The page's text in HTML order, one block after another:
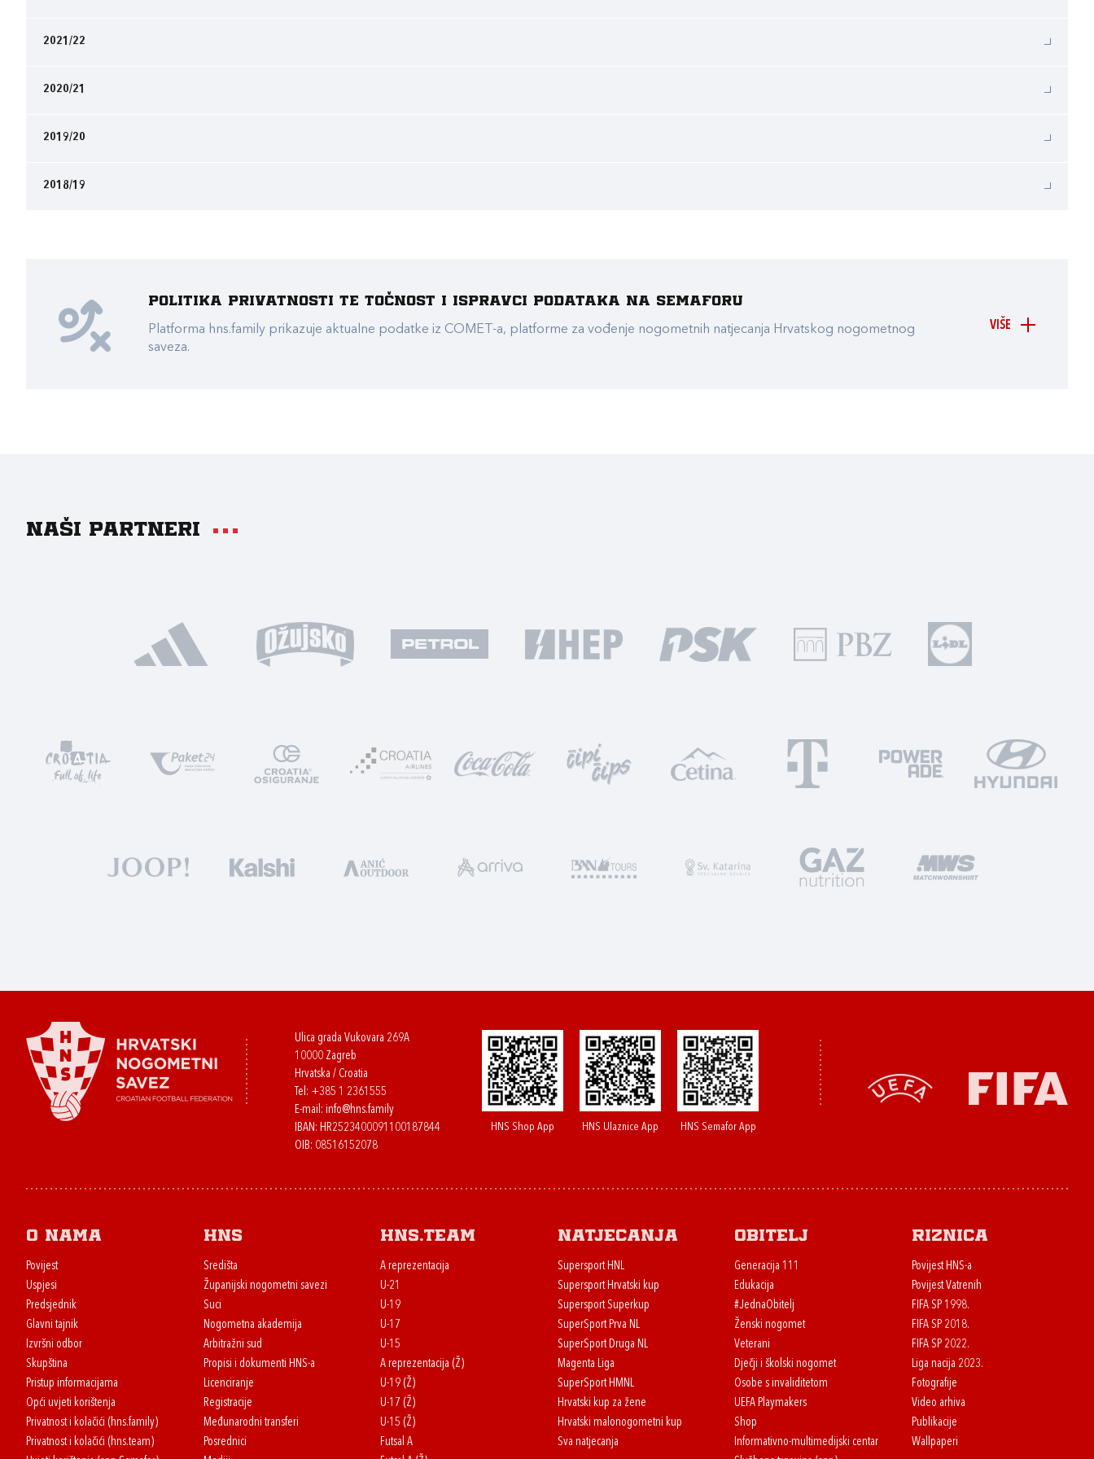
2021/22
2020/21
2019/20
2018/19
VIŠE
Politika privatnosti te točnost i ispravci podataka na Semaforu
Platforma hns.family prikazuje aktualne podatke iz COMET-a, platforme za vođenje nogometnih natjecanja Hrvatskog nogometnog
saveza.
Naši partneri
Ulica grada Vukovara 269A
10000 Zagreb
Hrvatska / Croatia
Tel: +385 1 2361555
E-mail: info@hns.family
IBAN: HR2523400091100187844
OIB: 08516152078
HNS Shop App HNS Ulaznice App HNS Semafor App
O nama
Povijest
Uspjesi
Predsjednik
Glavni tajnik
Izvršni odbor
Skupština
Pristup informacijama
Opći uvjeti korištenja
Privatnost i kolačići (hns.family)
Privatnost i kolačići (hns.team)
HNS
Središta
Županijski nogometni savezi
Suci
Nogometna akademija
Arbitražni sud
Propisi i dokumenti HNS-a
Licenciranje
Registracije
Međunarodni transferi
Posrednici
HNS.team
A reprezentacija
U-21
U-19
U-17
U-15
A reprezentacija (Ž)
U-19 (Ž)
U-17 (Ž)
U-15 (Ž)
Futsal A
Natjecanja
Supersport HNL
Supersport Hrvatski kup
Supersport Superkup
SuperSport Prva NL
SuperSport Druga NL
Magenta Liga
SuperSport HMNL
Hrvatski kup za žene
Hrvatski malonogometni kup
Sva natjecanja
Obitelj
Generacija 111
Edukacija
#JednaObitelj
Ženski nogomet
Veterani
Dječji i školski nogomet
Osobe s invaliditetom
UEFA Playmakers
Shop
Informativno-multimedijski centar
Riznica
Povijest HNS-a
Povijest Vatrenih
FIFA SP 1998.
FIFA SP 2018.
FIFA SP 2022.
Liga nacija 2023.
Fotografije
Video arhiva
Publikacije
Wallpaperi